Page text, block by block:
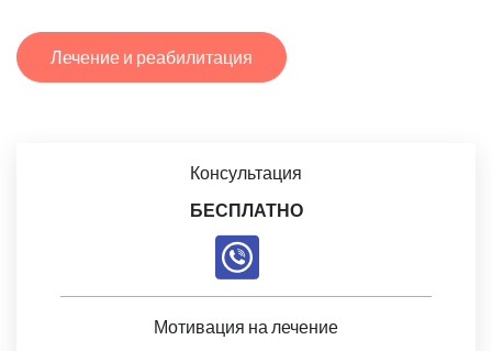
Лечение и реабилитация
Консультация
БЕСПЛАТНО
Мотивация на лечение